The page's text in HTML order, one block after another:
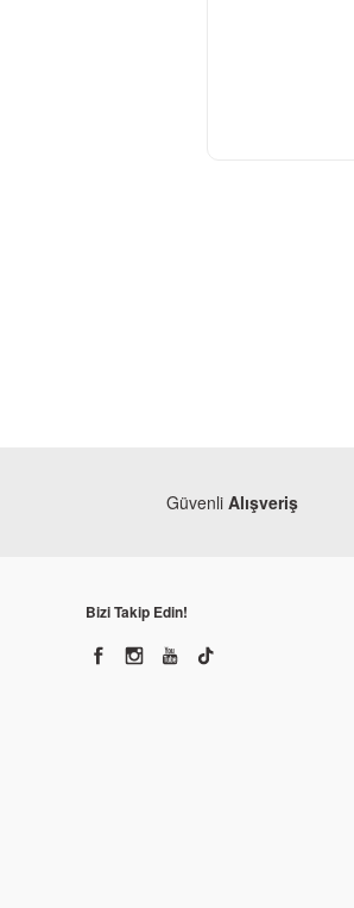
Güvenli Alışveriş
Bizi Takip Edin!